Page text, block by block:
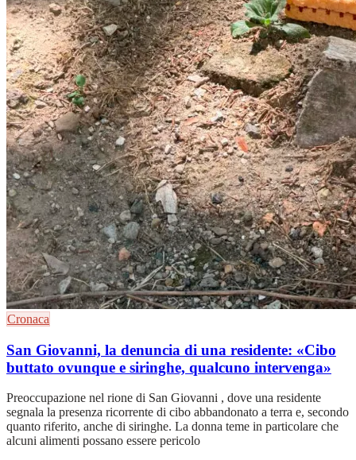
Cronaca
San Giovanni, la denuncia di una residente: «Cibo
buttato ovunque e siringhe, qualcuno intervenga»
Preoccupazione nel rione di San Giovanni , dove una residente
segnala la presenza ricorrente di cibo abbandonato a terra e, secondo
quanto riferito, anche di siringhe. La donna teme in particolare che
alcuni alimenti possano essere pericolo